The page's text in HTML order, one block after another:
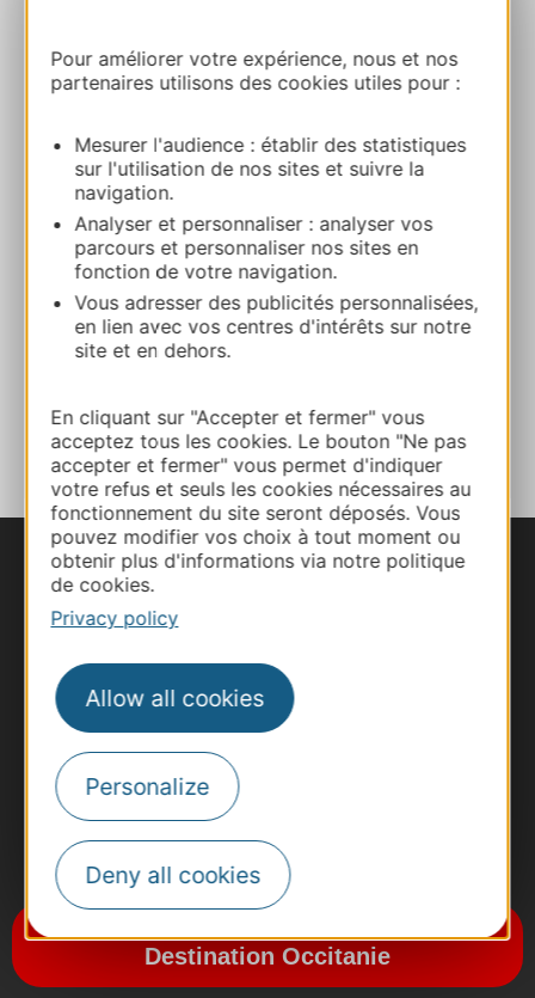
Pour améliorer votre expérience, nous et nos
partenaires utilisons des cookies utiles pour :
Mesurer l'audience : établir des statistiques
sur l'utilisation de nos sites et suivre la
navigation.
Analyser et personnaliser : analyser vos
parcours et personnaliser nos sites en
fonction de votre navigation.
Vous adresser des publicités personnalisées,
en lien avec vos centres d'intérêts sur notre
site et en dehors.
En cliquant sur "Accepter et fermer" vous
acceptez tous les cookies. Le bouton "Ne pas
accepter et fermer" vous permet d'indiquer
votre refus et seuls les cookies nécessaires au
fonctionnement du site seront déposés. Vous
pouvez modifier vos choix à tout moment ou
obtenir plus d'informations via notre politique
de cookies.
Privacy policy
Allow all cookies
Personalize
Deny all cookies
BAGNERES-DE-LUCHON
06 60 62 91 36
E-mail
Facebook
ADD TO FAVORITES
#VoyageOccitanie
Destination Occitanie